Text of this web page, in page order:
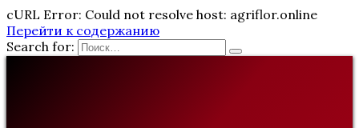
cURL Error: Could not resolve host: agriflor.online
Перейти к содержанию
Search for: